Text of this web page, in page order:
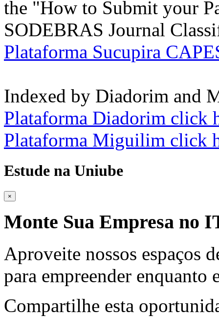
the "How to Submit your
SODEBRAS Journal
Plataforma Sucupira
Indexed by Diadorim and
Plataforma Diadorim click
Plataforma Miguilim click
Estude na Uniube
×
Monte Sua Empresa no
Aproveite nossos espaços
para empreender enquanto
Compartilhe esta